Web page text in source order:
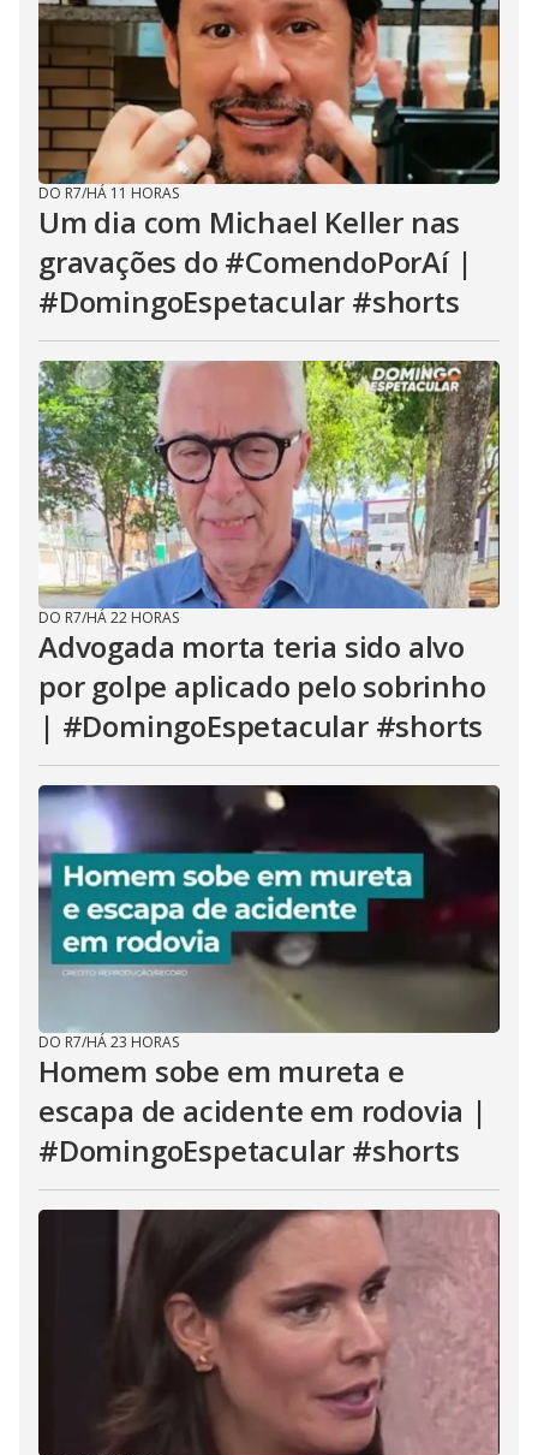
DO R7/HÁ 11 HORAS
Um dia com Michael Keller nas
gravações do #ComendoPorAí |
#DomingoEspetacular #shorts
DO R7/HÁ 22 HORAS
Advogada morta teria sido alvo
por golpe aplicado pelo sobrinho
| #DomingoEspetacular #shorts
DO R7/HÁ 23 HORAS
Homem sobe em mureta e
escapa de acidente em rodovia |
#DomingoEspetacular #shorts